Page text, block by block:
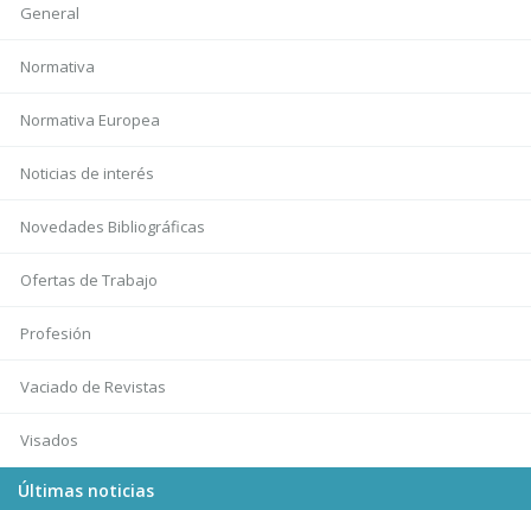
General
Normativa
Normativa Europea
Noticias de interés
Novedades Bibliográficas
Ofertas de Trabajo
Profesión
Vaciado de Revistas
Visados
Últimas noticias